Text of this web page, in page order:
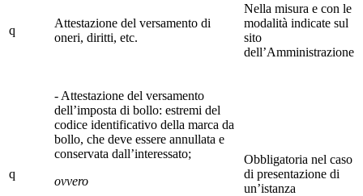
q
Attestazione del versamento di
oneri, diritti, etc.
Nella misura e con le
modalità indicate sul
sito
dell’Amministrazione
q
- Attestazione del versamento
dell’imposta di bollo: estremi del
codice identificativo della marca da
bollo, che deve essere annullata e
conservata dall’interessato;
ovvero
Obbligatoria nel caso
di presentazione di
un’istanza